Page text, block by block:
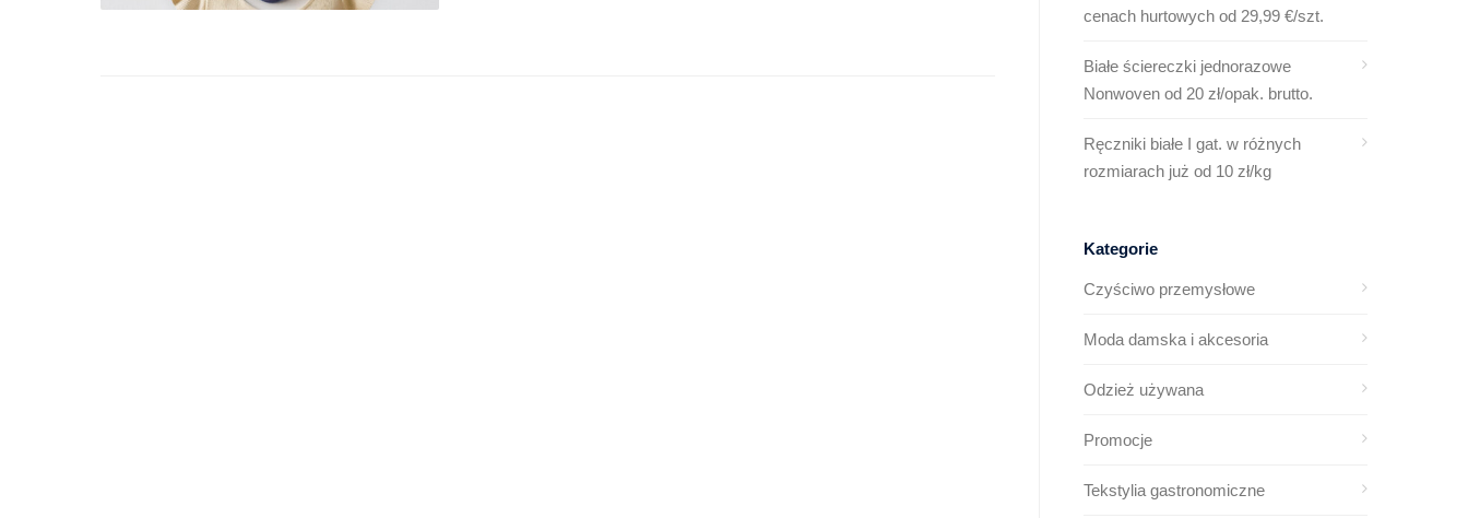
cenach hurtowych od 29,99 €/szt.
Białe ściereczki jednorazowe
Nonwoven od 20 zł/opak. brutto.
Ręczniki białe I gat. w różnych
rozmiarach już od 10 zł/kg
Kategorie
Czyściwo przemysłowe
Moda damska i akcesoria
Odzież używana
Promocje
Tekstylia gastronomiczne